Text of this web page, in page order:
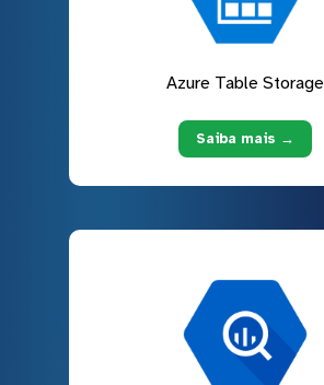
Azure Table Storage
Saiba mais →